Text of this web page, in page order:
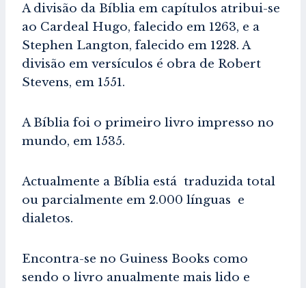
A divisão da Bíblia em capítulos atribui-se
ao Cardeal Hugo, falecido em 1263, e a
Stephen Langton, falecido em 1228. A
divisão em versículos é obra de Robert
Stevens, em 1551.
A Bíblia foi o primeiro livro impresso no
mundo, em 1535.
Actualmente a Bíblia está traduzida total
ou parcialmente em 2.000 línguas e
dialetos.
Encontra-se no Guiness Books como
sendo o livro anualmente mais lido e